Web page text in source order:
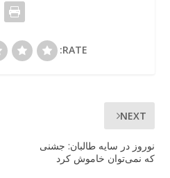
RATE:
NEXT
نوروز در سایه طالبان: جشنی
که نمی‌توان خاموش کرد